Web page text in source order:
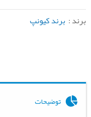
برند : برند کیونپ
توضیحات